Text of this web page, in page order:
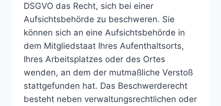
DSGVO das Recht, sich bei einer
Aufsichtsbehörde zu beschweren. Sie
können sich an eine Aufsichtsbehörde in
dem Mitgliedstaat Ihres Aufenthaltsorts,
Ihres Arbeitsplatzes oder des Ortes
wenden, an dem der mutmaßliche Verstoß
stattgefunden hat. Das Beschwerderecht
besteht neben verwaltungsrechtlichen oder